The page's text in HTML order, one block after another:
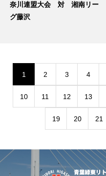
奈川連盟大会 対 湘南リー
グ藤沢
1 2 3 4
10 11 12 13
19 20 21